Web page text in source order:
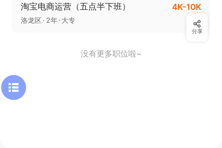
淘宝电商运营（五点半下班） 4K-10K
洛龙区 2年 大专
没有更多职位啦~
分享